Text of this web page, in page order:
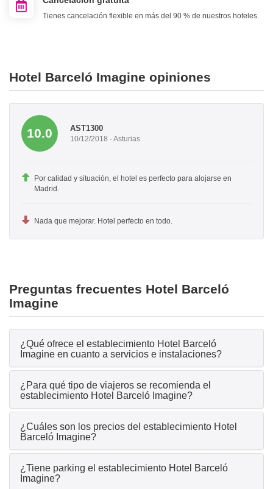
Tienes cancelación flexible en más del 90 % de nuestros hoteles.
Hotel Barceló Imagine opiniones
10.0 AST1300
10/12/2018 - Asturias
Por calidad y situación, el hotel es perfecto para alojarse en
Madrid.
Nada que mejorar. Hotel perfecto en todo.
Preguntas frecuentes Hotel Barceló
Imagine
¿Qué ofrece el establecimiento Hotel Barceló
Imagine en cuanto a servicios e instalaciones?
¿Para qué tipo de viajeros se recomienda el
establecimiento Hotel Barceló Imagine?
¿Cuáles son los precios del establecimiento Hotel
Barceló Imagine?
¿Tiene parking el establecimiento Hotel Barceló
Imagine?